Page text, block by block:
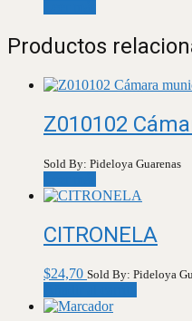
Productos
Z010102
Sold By: Pideloya Guarenas
CITRONELA
$24,70 Sold By: Pideloya